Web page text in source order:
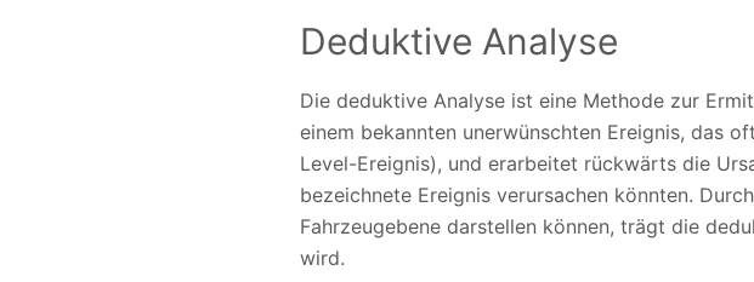
Deduktive Analyse
Die deduktive Analyse ist eine Methode zur
einem bekannten unerwünschten Ereignis, das
Level-Ereignis), und erarbeitet rückwärts die
bezeichnete Ereignis verursachen könnten.
Fahrzeugebene darstellen können, trägt die
wird.